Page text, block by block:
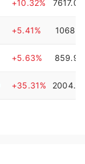
+10.32% 7617.07
+5.41% 1068.4
+5.63% 859.97
+35.31%